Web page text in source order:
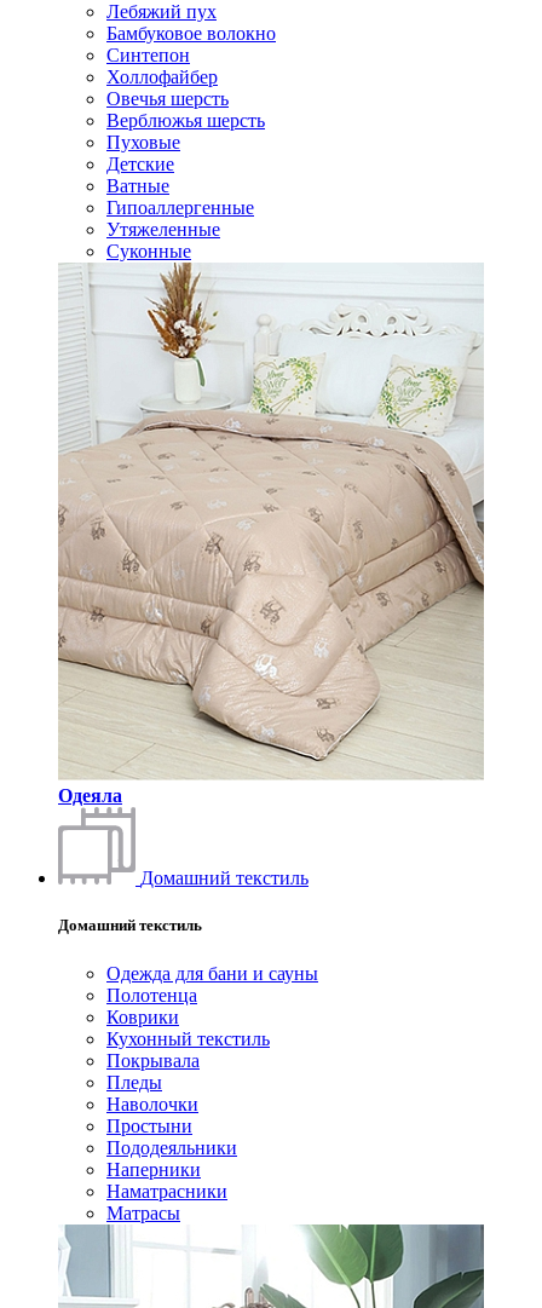
Лебяжий пух
Бамбуковое волокно
Синтепон
Холлофайбер
Овечья шерсть
Верблюжья шерсть
Пуховые
Детские
Ватные
Гипоаллергенные
Утяжеленные
Суконные
Одеяла
Домашний текстиль
Домашний текстиль
Одежда для бани и сауны
Полотенца
Коврики
Кухонный текстиль
Покрывала
Пледы
Наволочки
Простыни
Пододеяльники
Наперники
Наматрасники
Матрасы